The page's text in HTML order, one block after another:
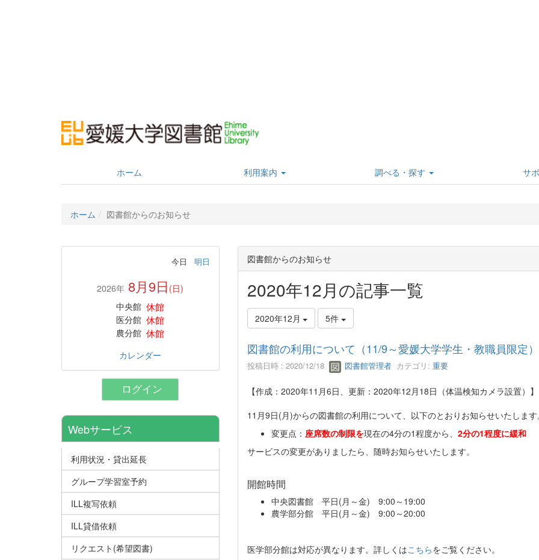
ホーム 利用案内 調べる・探す サ
ホーム 図書館からのお知らせ
図書館からのお知らせ
2020年12月の記事一覧
2020年12月 5件
図書館の利用について（11/9～愛媛大学学生・教職員限定）
投稿日時 : 2020/12/18 図書館管理者カテゴリ: 重要
【作成：2020年11月6日、更新：2020年12月18日（体温検知カメラ設置）】
11月9日(月)からの図書館の利用について、以下のとおりお知らせいたします
変更点： 座席数の制限を現在の4分の1程度から、 2分の1程度に緩和
サービスの変更がありましたら、随時お知らせいたします。
開館時間
中央図書館 平日(月～金) 9:00～19:00
農学部分館 平日(月～金) 9:00～20:00
医学部分館は対応が異なります。詳しくはこちらをご覧ください。
今日 明日
2026年 8月9日 (日)
中央館 休館
医分館 休館
農分館 休館
カレンダー
ログイン
Webサービス
利用状況・貸出延長
グループ学習室予約
ILL複写依頼
ILL貸借依頼
リクエスト(希望図書)